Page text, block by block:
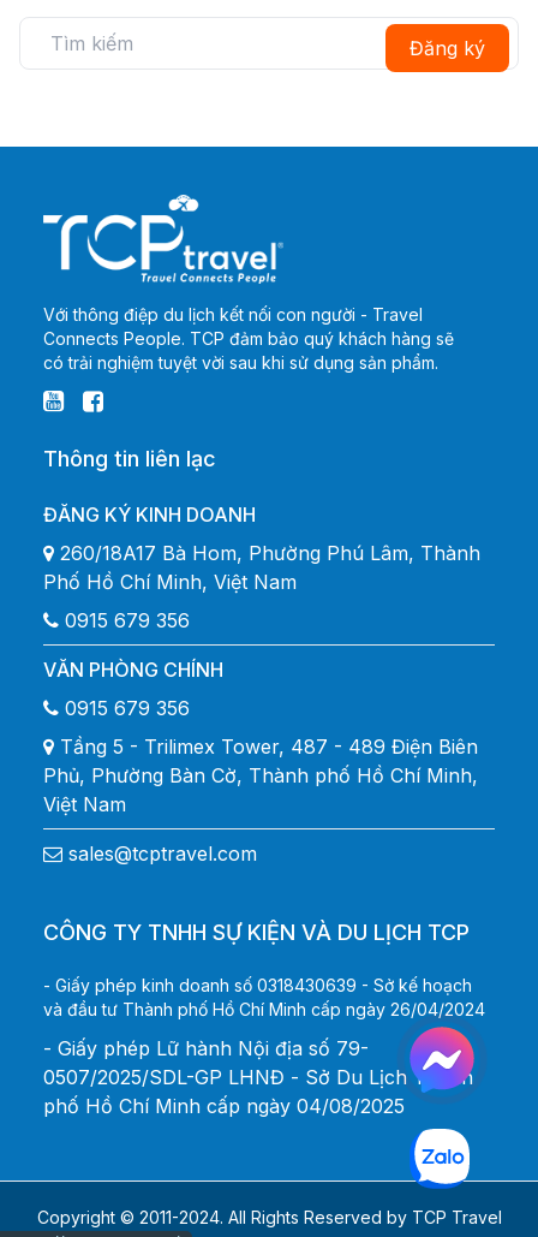
Đăng ký
Với thông điệp du lịch kết nối con người - Travel
Connects People. TCP đảm bảo quý khách hàng sẽ
có trải nghiệm tuyệt vời sau khi sử dụng sản phẩm.
Thông tin liên lạc
ĐĂNG KÝ KINH DOANH
260/18A17 Bà Hom, Phường Phú Lâm, Thành
Phố Hồ Chí Minh, Việt Nam
0915 679 356
VĂN PHÒNG CHÍNH
0915 679 356
Tầng 5 - Trilimex Tower, 487 - 489 Điện Biên
Phủ, Phường Bàn Cờ, Thành phố Hồ Chí Minh,
Việt Nam
sales@tcptravel.com
CÔNG TY TNHH SỰ KIỆN VÀ DU LỊCH TCP
- Giấy phép kinh doanh số 0318430639 - Sở kế hoạch
và đầu tư Thành phố Hồ Chí Minh cấp ngày 26/04/2024
- Giấy phép Lữ hành Nội địa số 79-
0507/2025/SDL-GP LHNĐ - Sở Du Lịch Thành
phố Hồ Chí Minh cấp ngày 04/08/2025
Copyright © 2011-2024. All Rights Reserved by TCP Travel